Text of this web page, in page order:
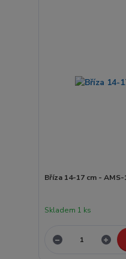
Bříza 14-17 cm - AMS-
Skladem 1 ks